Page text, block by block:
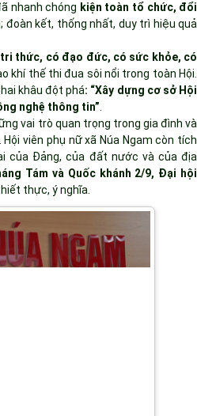
nhanh chóng kiện toàn tổ chức, đổi
đoàn kết, thống nhất, duy trì hiệu quả
thức, có đạo đức, có sức khỏe, có
khí thế thi đua sôi nổi trong toàn Hội.
khâu đột phá: “Xây dựng cơ sở Hội
nghệ thông tin”
vai trò quan trọng trong gia đình và
. Hội viên phụ nữ xã Núa Ngam còn tích
của Đảng, của đất nước và của địa
Tám và Quốc khánh 2/9, Đại hội
thực, ý nghĩa.